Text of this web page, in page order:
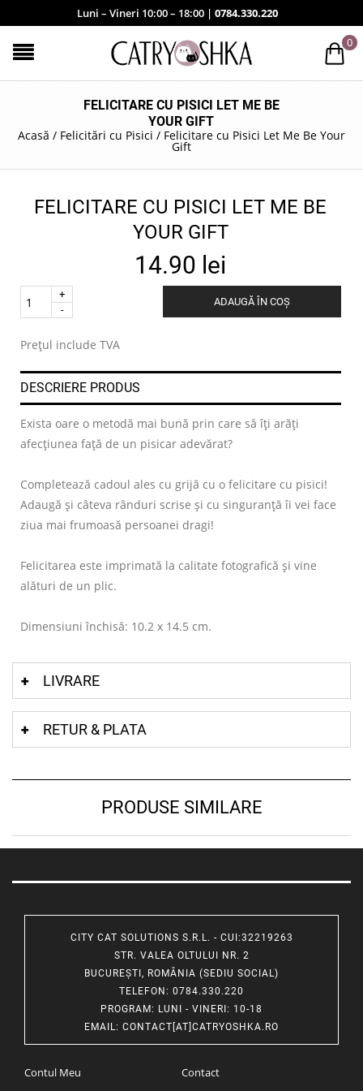
Luni – Vineri 10:00 – 18:00 | 0784.330.220
0
FELICITARE CU PISICI LET ME BE
YOUR GIFT
Acasă / Felicitări cu Pisici / Felicitare cu Pisici Let Me Be Your
Gift
FELICITARE CU PISICI LET ME BE
YOUR GIFT
14.90 lei
Quantity
ADAUGĂ ÎN COȘ
Prețul include TVA
DESCRIERE PRODUS
Exista oare o metodă mai bună prin care să îți arăți
afecțiunea față de un pisicar adevărat?
Completează cadoul ales cu grijă cu o felicitare cu pisici!
Adaugă și câteva rânduri scrise și cu singuranță îi vei face
ziua mai frumoasă persoanei dragi!
Felicitarea este imprimată la calitate fotografică și vine
alături de un plic.
Dimensiuni închisă: 10.2 x 14.5 cm.
LIVRARE
RETUR & PLATA
PRODUSE SIMILARE
CITY CAT SOLUTIONS S.R.L. - CUI:32219263
STR. VALEA OLTULUI NR. 2
BUCUREȘTI, ROMÂNIA (SEDIU SOCIAL)
TELEFON : 0784.330.220
PROGRAM: LUNI - VINERI: 10-18
EMAIL: CONTACT[AT]CATRYOSHKA.RO
Contul Meu
Contact